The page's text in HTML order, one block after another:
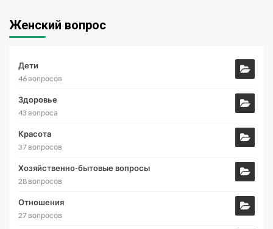
Женский вопрос
Дети
46 вопросов
Здоровье
43 вопроса
Красота
37 вопросов
Хозяйственно-бытовые вопросы
28 вопросов
Отношения
27 вопросов